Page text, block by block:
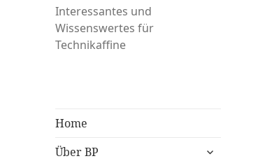
Interessantes und
Wissenswertes für
Technikaffine
Home
Über BP
untermenü